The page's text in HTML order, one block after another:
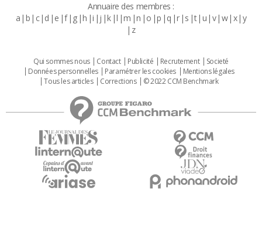
Annuaire des membres :
a b c d e f g h i j k l m n o p q r s t u v w x y
z
Qui sommes nous Contact Publicité Recrutement
Societé
Données personnelles
Paramétrer les cookies
Mentions légales
Tous les articles
Corrections © 2022 CCM Benchmark